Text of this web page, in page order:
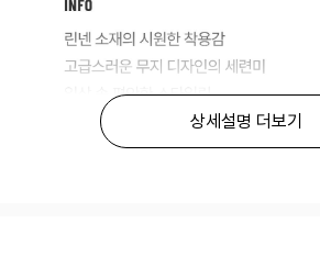
상세설명 더보기